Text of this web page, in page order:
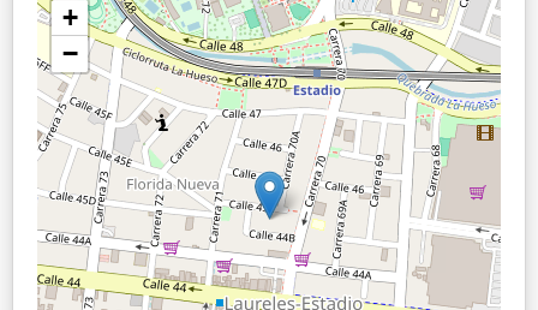
+
−